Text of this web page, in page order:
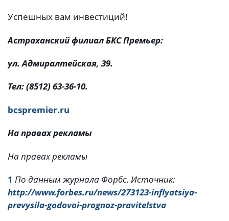
Успешных вам инвестиций!
Астраханский филиал БКС Премьер:
ул. Адмиралтейская, 39.
Тел: (8512) 63-36-10.
bcspremier.ru
На правах рекламы
На правах рекламы
1 По данным журнала Форбс. Источник:
http://www.forbes.ru/news/273123-inflyatsiya-
prevysila-godovoi-prognoz-pravitelstva